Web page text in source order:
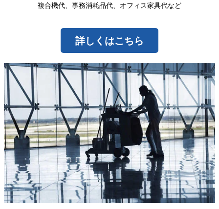
複合機代、事務消耗品代、オフィス家具代など
詳しくはこちら